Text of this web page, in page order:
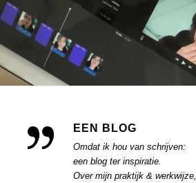
EEN BLOG
Omdat ik hou van schrijven:
een blog ter inspiratie.
Over mijn praktijk & werkwijze,